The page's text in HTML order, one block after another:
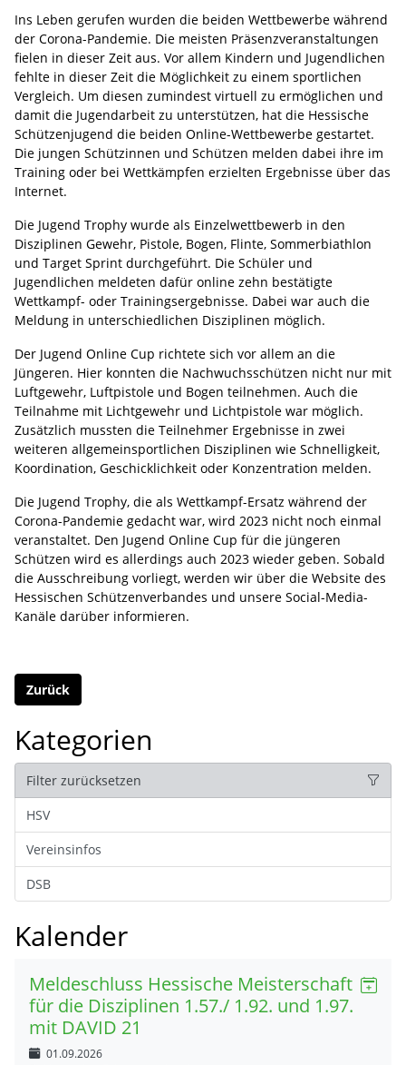
Ins Leben gerufen wurden die beiden Wettbewerbe während
der Corona-Pandemie. Die meisten Präsenzveranstaltungen
fielen in dieser Zeit aus. Vor allem Kindern und Jugendlichen
fehlte in dieser Zeit die Möglichkeit zu einem sportlichen
Vergleich. Um diesen zumindest virtuell zu ermöglichen und
damit die Jugendarbeit zu unterstützen, hat die Hessische
Schützenjugend die beiden Online-Wettbewerbe gestartet.
Die jungen Schützinnen und Schützen melden dabei ihre im
Training oder bei Wettkämpfen erzielten Ergebnisse über das
Internet.
Die Jugend Trophy wurde als Einzelwettbewerb in den
Disziplinen Gewehr, Pistole, Bogen, Flinte, Sommerbiathlon
und Target Sprint durchgeführt. Die Schüler und
Jugendlichen meldeten dafür online zehn bestätigte
Wettkampf- oder Trainingsergebnisse. Dabei war auch die
Meldung in unterschiedlichen Disziplinen möglich.
Der Jugend Online Cup richtete sich vor allem an die
Jüngeren. Hier konnten die Nachwuchsschützen nicht nur mit
Luftgewehr, Luftpistole und Bogen teilnehmen. Auch die
Teilnahme mit Lichtgewehr und Lichtpistole war möglich.
Zusätzlich mussten die Teilnehmer Ergebnisse in zwei
weiteren allgemeinsportlichen Disziplinen wie Schnelligkeit,
Koordination, Geschicklichkeit oder Konzentration melden.
Die Jugend Trophy, die als Wettkampf-Ersatz während der
Corona-Pandemie gedacht war, wird 2023 nicht noch einmal
veranstaltet. Den Jugend Online Cup für die jüngeren
Schützen wird es allerdings auch 2023 wieder geben. Sobald
die Ausschreibung vorliegt, werden wir über die Website des
Hessischen Schützenverbandes und unsere Social-Media-
Kanäle darüber informieren.
Zurück
Kategorien
Filter zurücksetzen
HSV
Vereinsinfos
DSB
Kalender
Meldeschluss Hessische Meisterschaft
für die Disziplinen 1.57./ 1.92. und 1.97.
mit DAVID 21
01.09.2026